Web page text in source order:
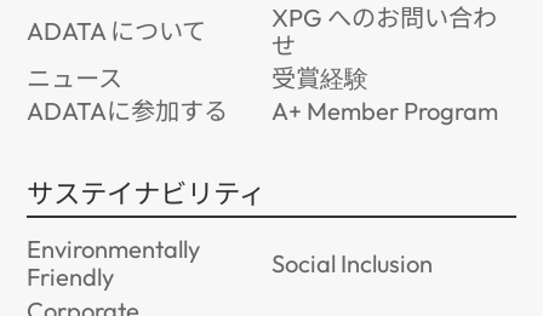
ADATA について
XPG へのお問い合わ
せ
ニュース
受賞経験
ADATAに参加する
A+ Member Program
サステイナビリティ
Environmentally
Friendly
Social Inclusion